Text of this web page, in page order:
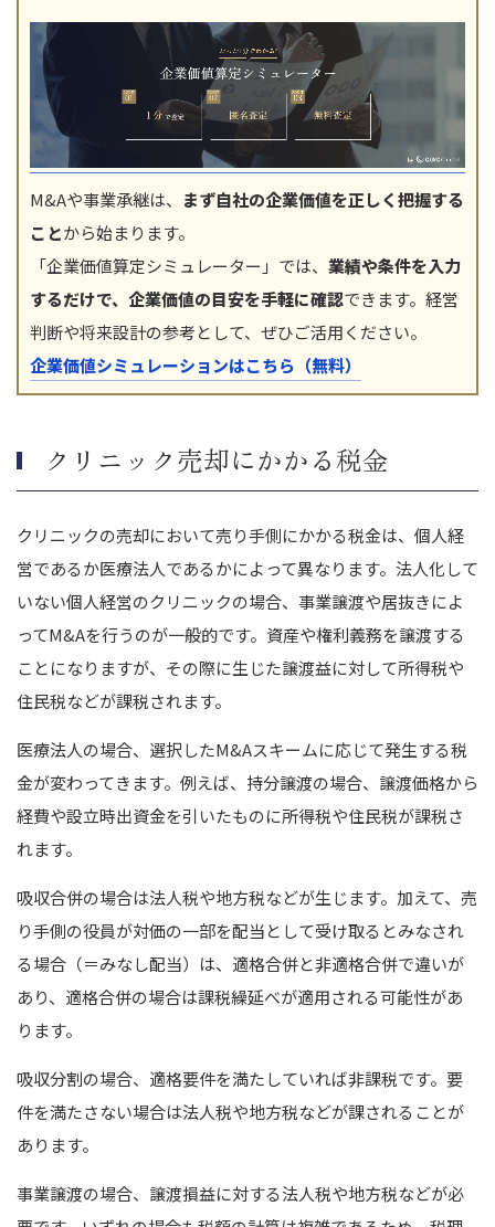
M&Aや事業承継は、 まず自社の企業価値を正しく把握する
ことから始まります。
「企業価値算定シミュレーター」では、 業績や条件を入力
するだけで、企業価値の目安を手軽に確認できます。経営
判断や将来設計の参考として、ぜひご活用ください。
企業価値シミュレーションはこちら（無料）
クリニック売却にかかる税金
クリニックの売却において売り手側にかかる税金は、個人経
営であるか医療法人であるかによって異なります。法人化して
いない個人経営のクリニックの場合、事業譲渡や居抜きによ
ってM&Aを行うのが一般的です。資産や権利義務を譲渡する
ことになりますが、その際に生じた譲渡益に対して所得税や
住民税などが課税されます。
医療法人の場合、選択したM&Aスキームに応じて発生する税
金が変わってきます。例えば、持分譲渡の場合、譲渡価格から
経費や設立時出資金を引いたものに所得税や住民税が課税さ
れます。
吸収合併の場合は法人税や地方税などが生じます。加えて、売
り手側の役員が対価の一部を配当として受け取るとみなされ
る場合（＝みなし配当）は、適格合併と非適格合併で違いが
あり、適格合併の場合は課税繰延べが適用される可能性があ
ります。
吸収分割の場合、適格要件を満たしていれば非課税です。要
件を満たさない場合は法人税や地方税などが課されることが
あります。
事業譲渡の場合、譲渡損益に対する法人税や地方税などが必